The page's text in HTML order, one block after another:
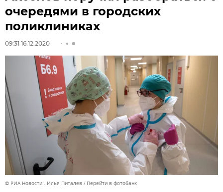
очередями в городских
поликлиниках
09:31 16.12.2020
© РИА Новости . Илья Питалев Перейти в фотобанк